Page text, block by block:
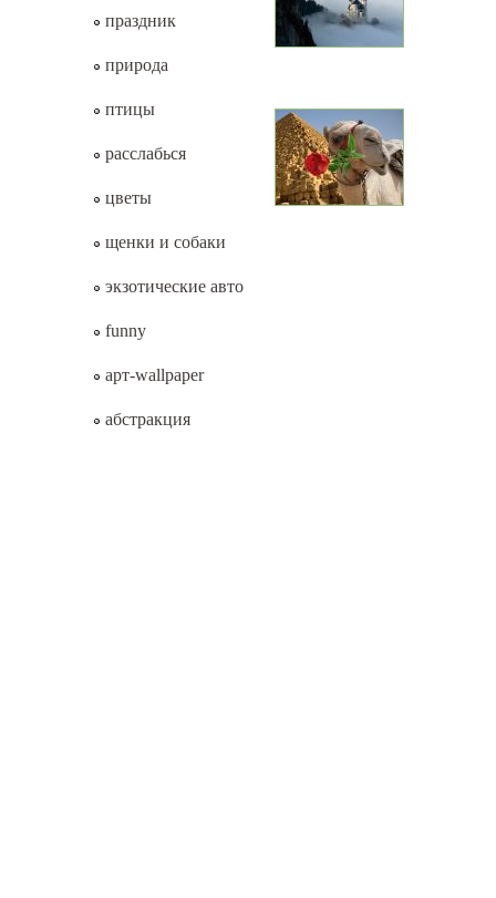
праздник
природа
птицы
расслабься
цветы
щенки и собаки
экзотические авто
funny
арт-wallpaper
абстракция